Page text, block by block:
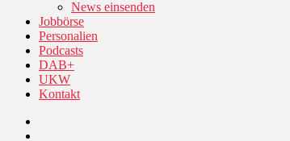
News einsenden
Jobbörse
Personalien
Podcasts
DAB+
UKW
Kontakt